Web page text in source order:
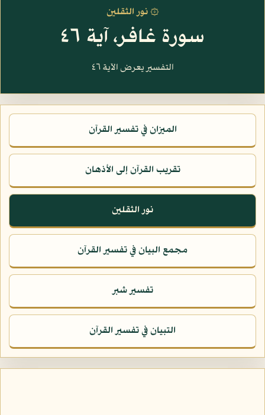
۞ نور الثقلين
سورة غافر، آية ٤٦
التفسير يعرض الآية ٤٦
الميزان في تفسير القرآن
تقريب القرآن إلى الأذهان
نور الثقلين
مجمع البيان في تفسير القرآن
تفسير شبر
التبيان في تفسير القرآن